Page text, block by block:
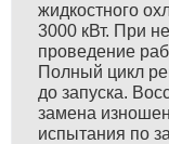
жидкостного
3000 кВт. При
проведение
Полный цикл
до запуска.
замена
испытания по